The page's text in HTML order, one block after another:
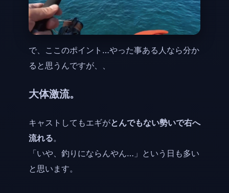
で、ここのポイント…やった事ある人なら分か
ると思うんですが、、
大体激流。
キャストしてもエギがとんでもない勢いで右へ
流れる。
「いや、釣りにならんやん…」という日も多い
と思います。